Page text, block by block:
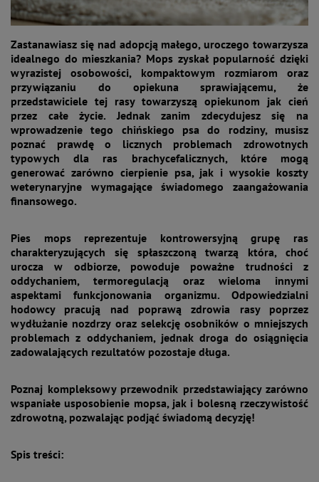
Zastanawiasz się nad adopcją małego, uroczego towarzysza
idealnego do mieszkania? Mops zyskał popularność dzięki
wyrazistej osobowości, kompaktowym rozmiarom oraz
przywiązaniu do opiekuna sprawiającemu, że
przedstawiciele tej rasy towarzyszą opiekunom jak cień
przez całe życie. Jednak zanim zdecydujesz się na
wprowadzenie tego chińskiego psa do rodziny, musisz
poznać prawdę o licznych problemach zdrowotnych
typowych dla ras brachycefalicznych, które mogą
generować zarówno cierpienie psa, jak i wysokie koszty
weterynaryjne wymagające świadomego zaangażowania
finansowego.
Pies mops reprezentuje kontrowersyjną grupę ras
charakteryzujących się spłaszczoną twarzą która, choć
urocza w odbiorze, powoduje poważne trudności z
oddychaniem, termoregulacją oraz wieloma innymi
aspektami funkcjonowania organizmu. Odpowiedzialni
hodowcy pracują nad poprawą zdrowia rasy poprzez
wydłużanie nozdrzy oraz selekcję osobników o mniejszych
problemach z oddychaniem, jednak droga do osiągnięcia
zadowalających rezultatów pozostaje długa.
Poznaj kompleksowy przewodnik przedstawiający zarówno
wspaniałe usposobienie mopsa, jak i bolesną rzeczywistość
zdrowotną, pozwalając podjąć świadomą decyzję!
Spis treści: